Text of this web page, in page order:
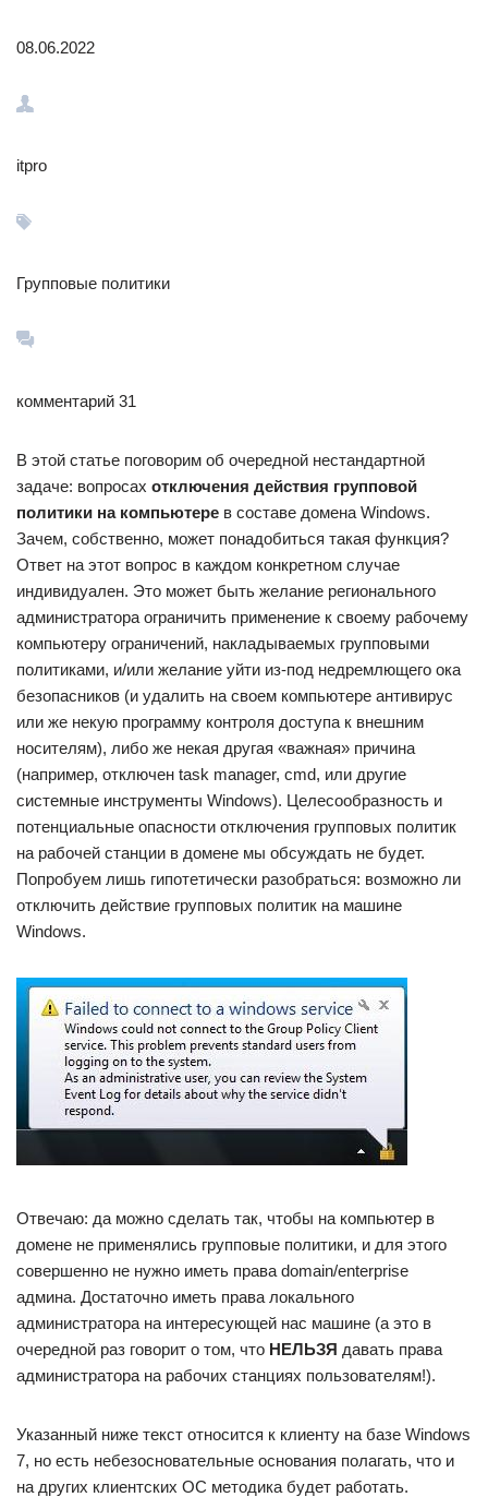
08.06.2022
itpro
Групповые политики
комментарий 31
В этой статье поговорим об очередной нестандартной
задаче: вопросах отключения действия групповой
политики на компьютере в составе домена Windows.
Зачем, собственно, может понадобиться такая функция?
Ответ на этот вопрос в каждом конкретном случае
индивидуален. Это может быть желание регионального
администратора ограничить применение к своему рабочему
компьютеру ограничений, накладываемых групповыми
политиками, и/или желание уйти из-под недремлющего ока
безопасников (и удалить на своем компьютере антивирус
или же некую программу контроля доступа к внешним
носителям), либо же некая другая «важная» причина
(например, отключен task manager, cmd, или другие
системные инструменты Windows). Целесообразность и
потенциальные опасности отключения групповых политик
на рабочей станции в домене мы обсуждать не будет.
Попробуем лишь гипотетически разобраться: возможно ли
отключить действие групповых политик на машине
Windows.
Отвечаю: да можно сделать так, чтобы на компьютер в
домене не применялись групповые политики, и для этого
совершенно не нужно иметь права domain/enterprise
админа. Достаточно иметь права локального
администратора на интересующей нас машине (а это в
очередной раз говорит о том, что НЕЛЬЗЯ давать права
администратора на рабочих станциях пользователям!).
Указанный ниже текст относится к клиенту на базе Windows
7, но есть небезосновательные основания полагать, что и
на других клиентских ОС методика будет работать.